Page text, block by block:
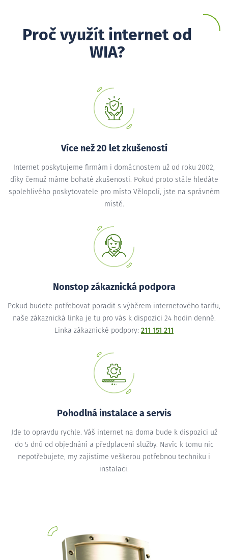
Proč využít internet od
WIA?
Více než 20 let zkušeností
Internet poskytujeme firmám i domácnostem už od roku 2002,
díky čemuž máme bohaté zkušenosti. Pokud proto stále hledáte
spolehlivého poskytovatele pro místo Vělopolí, jste na správném
místě.
Nonstop zákaznická podpora
Pokud budete potřebovat poradit s výběrem internetového tarifu,
naše zákaznická linka je tu pro vás k dispozici 24 hodin denně.
Linka zákaznické podpory: 211 151 211
Pohodlná instalace a servis
Jde to opravdu rychle. Váš internet na doma bude k dispozici už
do 5 dnů od objednání a předplacení služby. Navíc k tomu nic
nepotřebujete, my zajistíme veškerou potřebnou techniku i
instalaci.